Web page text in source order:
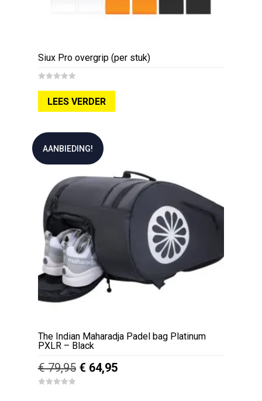
Siux Pro overgrip (per stuk)
o
o
LEES VERDER
AANBIEDING!
The Indian Maharadja Padel bag Platinum
PXLR – Black
€79,95 Oorspronkelijke
€ 64,95Huidige